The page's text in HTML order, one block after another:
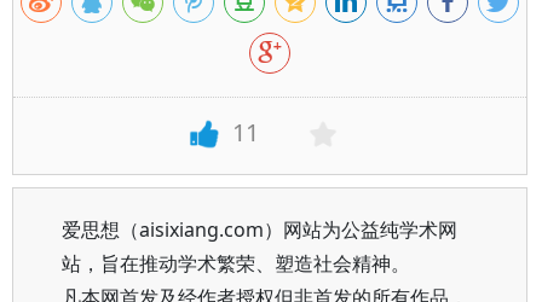
11
爱思想（aisixiang.com）网站为公益纯学术网
站，旨在推动学术繁荣、塑造社会精神。